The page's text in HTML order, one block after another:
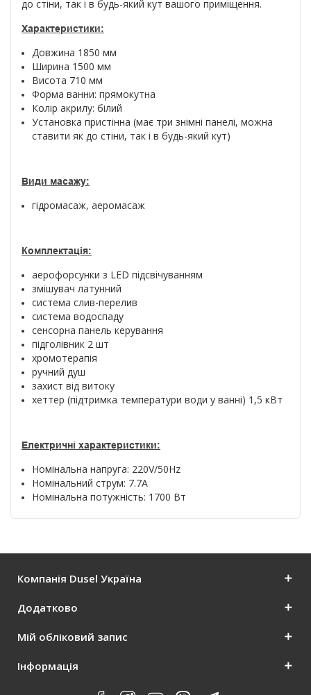
до стіни, так і в будь-який кут вашого приміщення.
Характеристики:
Довжина 1850 мм
Ширина 1500 мм
Висота 710 мм
Форма ванни: прямокутна
Колір акрилу: білий
Установка пристінна (має три знімні панелі, можна
ставити як до стіни, так і в будь-який кут)
Види масажу:
гідромасаж, аеромасаж
Комплектація:
аерофорсунки з LED підсвічуванням
змішувач латунний
система слив-перелив
система водоспаду
сенсорна панель керування
підголівник 2 шт
хромотерапія
ручний душ
захист від витоку
хеттер (підтримка температури води у ванні) 1,5 кВт
Електричні характеристики:
Номінальна напруга: 220V/50Hz
Номінальний струм: 7.7A
Номінальна потужність: 1700 Вт
Компанія Dusel Україна
Додатково
Мій обліковий запис
Інформація